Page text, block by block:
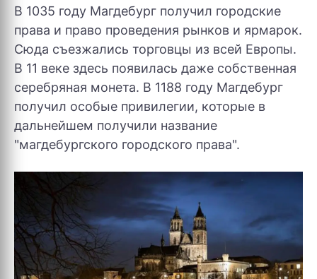
В 1035 году Магдебург получил городские
права и право проведения рынков и ярмарок.
Сюда съезжались торговцы из всей Европы.
В 11 веке здесь появилась даже собственная
серебряная монета. В 1188 году Магдебург
получил особые привилегии, которые в
дальнейшем получили название
"магдебургского городского права".